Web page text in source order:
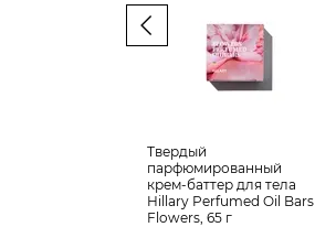
Твердый
парфюмированный
крем-баттер для тела
Hillary Perfumed Oil Bars
Flowers, 65 г